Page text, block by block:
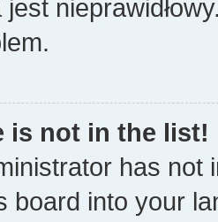
is not in the list!
has not
board into your